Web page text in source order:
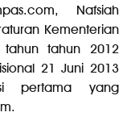
Nafsiah
Kementerian
tahun tahun 2012
21 Juni 2013
pertama yang